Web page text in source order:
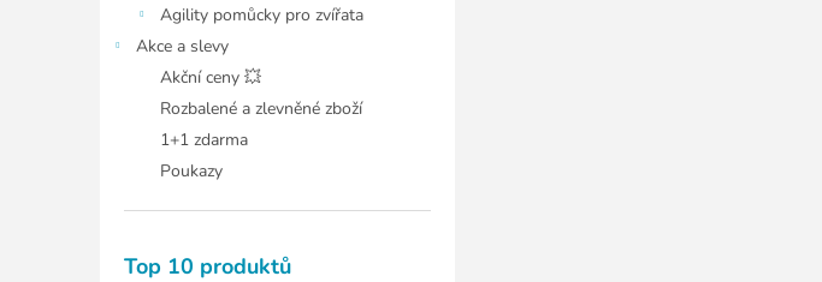
Agility pomůcky pro zvířata
Akce a slevy
Akční ceny 💥
Rozbalené a zlevněné zboží
1+1 zdarma
Poukazy
Top 10 produktů